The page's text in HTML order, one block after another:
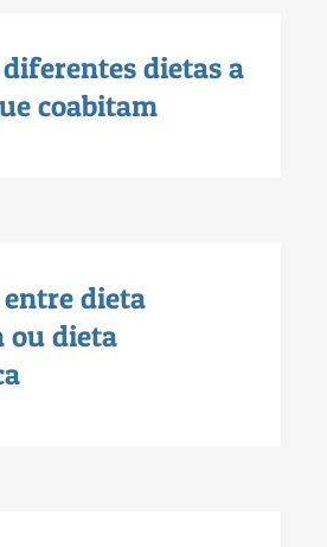
dietas a
coabitam
dieta
ou dieta